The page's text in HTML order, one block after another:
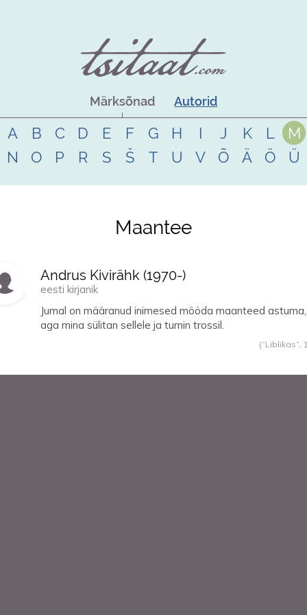
Märksõnad Autorid
A B C D E F G H I J K L
M
N
O P R S Š T U V Õ Ä Ö Ü
Maantee
Andrus Kivirähk (1970-)
eesti kirjanik
Jumal on määranud inimesed mööda maanteed astuma,
aga mina sülitan sellele ja turnin trossil.
(“Liblikas”,